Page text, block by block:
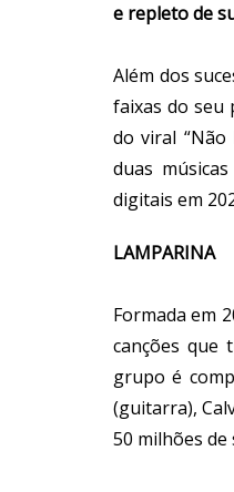
e repleto de
Além dos
faixas do seu
do viral “Não
duas
digitais em
LAMPARINA
Formada em
canções que
grupo é
(guitarra),
50 milhões